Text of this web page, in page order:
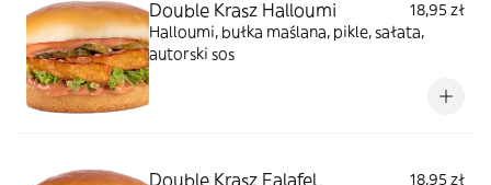
Double Krasz Halloumi
18,95 zł
Halloumi, bułka maślana, pikle, sałata,
autorski sos
Double Krasz Falafel
18,95 zł